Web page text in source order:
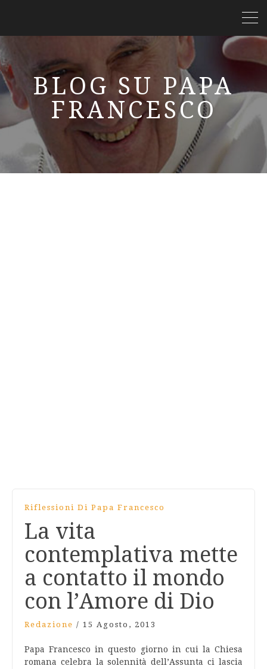
BLOG SU PAPA
FRANCESCO
Riflessioni Di Papa Francesco
La vita
contemplativa mette
a contatto il mondo
con l’Amore di Dio
Redazione / 15 Agosto, 2013
Papa Francesco in questo giorno in cui la Chiesa
romana celebra la solennità dell’Assunta ci lascia